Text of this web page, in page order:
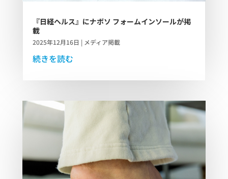
『日経ヘルス』にナボソ フォームインソールが掲
載
2025年12月16日 | メディア掲載
続きを読む